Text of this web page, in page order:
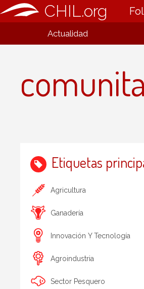
CHIL.org
Actualidad
Etiquetas
Agricultura
Ganadería
Innovación Y Tecnología
Agroindustria
Sector Pesquero